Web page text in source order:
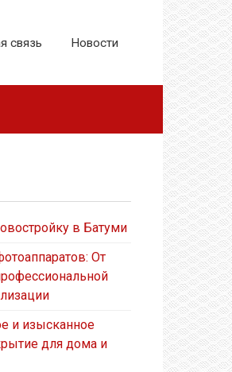
связь Новости
в Батуми
От
и изысканное
для дома и